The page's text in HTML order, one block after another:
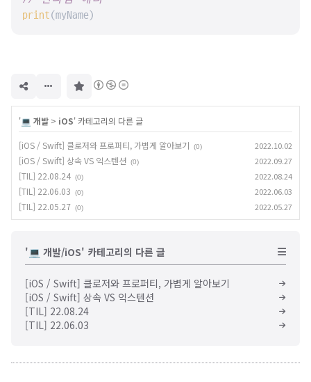
print(myName)
'💻 개발 > iOS' 카테고리의 다른 글
[iOS / Swift] 클로저와 프로퍼티, 가볍게 알아보기 (0) 2022.10.02
[iOS / Swift] 상속 VS 익스텐션 (0) 2022.09.27
[TIL] 22.08.24 (0) 2022.08.24
[TIL] 22.06.03 (0) 2022.06.03
[TIL] 22.05.27 (0) 2022.05.27
'💻 개발/iOS' 카테고리의 다른 글
[iOS / Swift] 클로저와 프로퍼티, 가볍게 알아보기
[iOS / Swift] 상속 VS 익스텐션
[TIL] 22.08.24
[TIL] 22.06.03